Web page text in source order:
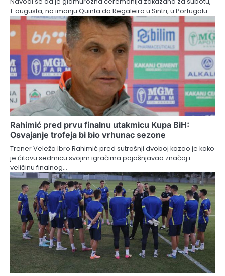
1. augusta, na imanju Quinta da Regaleira u Sintri, u Portugalu.…
Rahimić pred prvu finalnu utakmicu Kupa BiH:
Osvajanje trofeja bi bio vrhunac sezone
Trener Veleža Ibro Rahimić pred sutrašnji dvoboj kazao je kako
je čitavu sedmicu svojim igračima pojašnjavao značaj i
veličinu finalnog…